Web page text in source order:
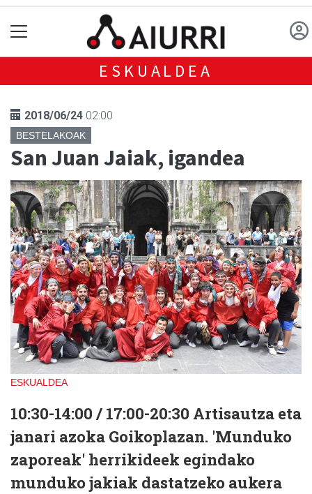
ESKUALDEA
2018/06/24 02:00
BESTELAKOAK
San Juan Jaiak, igandea
ESKUALDEA
10:30-14:00 / 17:00-20:30 Artisautza eta
janari azoka Goikoplazan. 'Munduko
zaporeak' herrikideek egindako
munduko jakiak dastatzeko aukera